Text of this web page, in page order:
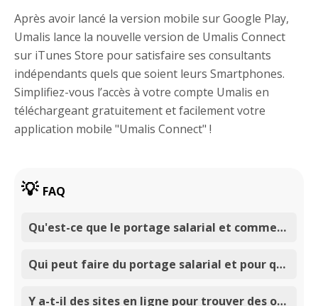
Après avoir lancé la version mobile sur Google Play,
Umalis lance la nouvelle version de Umalis Connect
sur iTunes Store pour satisfaire ses consultants
indépendants quels que soient leurs Smartphones.
Simplifiez-vous l’accès à votre compte Umalis en
téléchargeant gratuitement et facilement votre
application mobile "Umalis Connect" !
FAQ
Qu'est-ce que le portage salarial et comment fonctionne-t-il ?
Qui peut faire du portage salarial et pour quelles activités est-il adapté ?
Y a-t-il des sites en ligne pour trouver des offres d'emploi en portage salarial à prix abordable ?